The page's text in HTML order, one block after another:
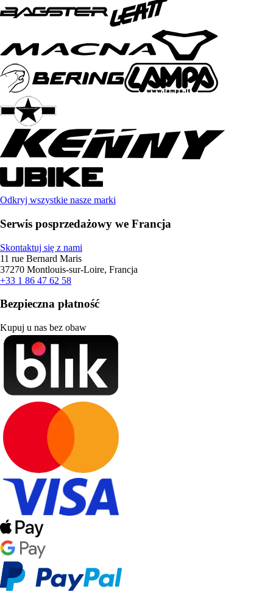
Odkryj wszystkie nasze marki
Serwis posprzedażowy we Francja
Skontaktuj się z nami
11 rue Bernard Maris
37270 Montlouis-sur-Loire, Francja
+33 1 86 47 62 58
Bezpieczna płatność
Kupuj u nas bez obaw